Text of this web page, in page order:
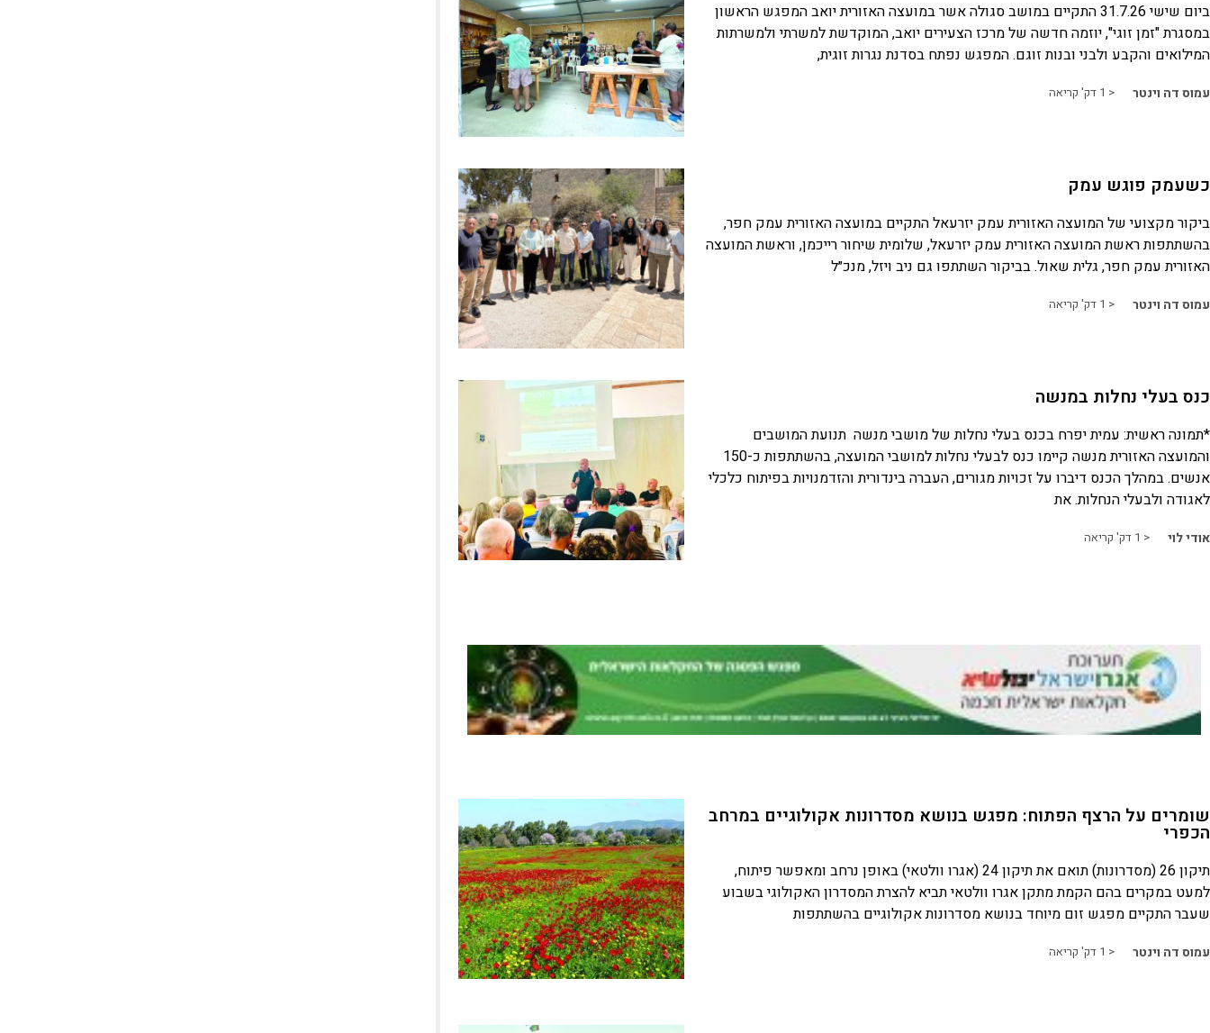
ביום שישי 31.7.26 התקיים במושב סגולה אשר במועצה האזורית יואב המפגש הראשון
במסגרת "זמן זוגי", יוזמה חדשה של מרכז הצעירים יואב, המוקדשת למשרתי ולמשרתות
המילואים והקבע ולבני ובנות זוגם. המפגש נפתח בסדנת נגרות זוגית,
עמוס דה וינטר < 1 דק' קריאה
כשעמק פוגש עמק
ביקור מקצועי של המועצה האזורית עמק יזרעאל התקיים במועצה האזורית עמק חפר,
בהשתתפות ראשת המועצה האזורית עמק יזרעאל, שלומית שיחור רייכמן, וראשת המועצה
האזורית עמק חפר, גלית שאול. בביקור השתתפו גם ניב ויזל, מנכ״ל
עמוס דה וינטר < 1 דק' קריאה
כנס בעלי נחלות במנשה
*תמונה ראשית: עמית יפרח בכנס בעלי נחלות של מושבי מנשה תנועת המושבים
והמועצה האזורית מנשה קיימו כנס לבעלי נחלות למושבי המועצה, בהשתתפות כ-150
אנשים. במהלך הכנס דיברו על זכויות מגורים, העברה בינדורית והזדמנויות בפיתוח כלכלי
לאגודה ולבעלי הנחלות. את
אודי לוי < 1 דק' קריאה
שומרים על הרצף הפתוח: מפגש בנושא מסדרונות אקולוגיים במרחב
הכפרי
תיקון 26 (מסדרונות) תואם את תיקון 24 (אגרו וולטאי) באופן נרחב ומאפשר פיתוח,
למעט במקרים בהם הקמת מתקן אגרו וולטאי תביא להצרת המסדרון האקולוגי בשבוע
שעבר התקיים מפגש זום מיוחד בנושא מסדרונות אקולוגיים בהשתתפות
עמוס דה וינטר < 1 דק' קריאה